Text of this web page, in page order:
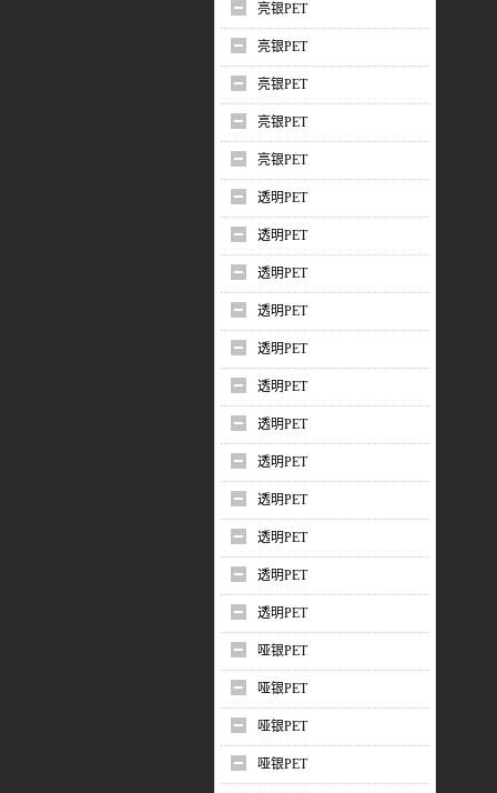
亮银PET
亮银PET
亮银PET
亮银PET
亮银PET
透明PET
透明PET
透明PET
透明PET
透明PET
透明PET
透明PET
透明PET
透明PET
透明PET
透明PET
透明PET
哑银PET
哑银PET
哑银PET
哑银PET